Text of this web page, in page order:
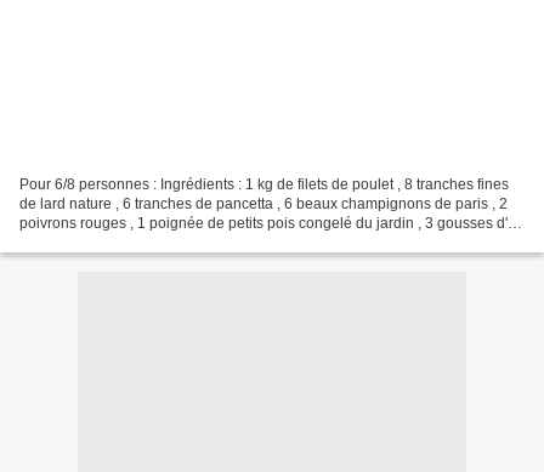
Pour 6/8 personnes : Ingrédients : 1 kg de filets de poulet , 8 tranches fines
de lard nature , 6 tranches de pancetta , 6 beaux champignons de paris , 2
poivrons rouges , 1 poignée de petits pois congelé du jardin , 3 gousses d'ail